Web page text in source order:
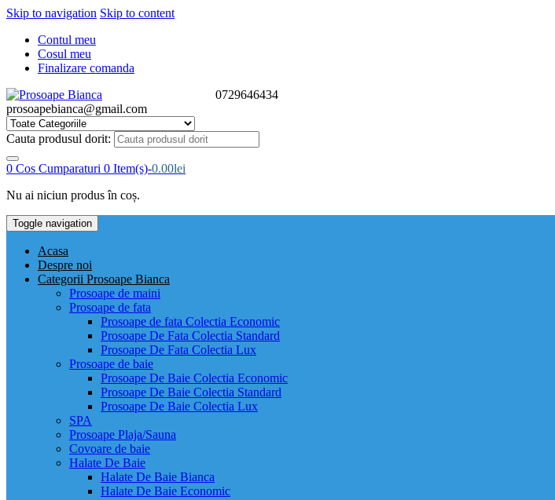
Skip to navigation Skip to content
Contul meu
Cosul meu
Finalizare comanda
0729646434
prosoapebianca@gmail.com
Cauta produsul dorit:
0 Cos Cumparaturi 0 Item(s)-0.00lei
Nu ai niciun produs în coș.
Toggle navigation
Acasa
Despre noi
Categorii Prosoape Bianca
Prosoape de maini
Prosoape de fata
Prosoape de fata Colectia Economic
Prosoape De Fata Colectia Standard
Prosoape De Fata Colectia Lux
Prosoape de baie
Prosoape De Baie Colectia Economic
Prosoape De Baie Colectia Standard
Prosoape De Baie Colectia Lux
SPA
Prosoape Plaja/Sauna
Covoare de baie
Halate De Baie
Halate De Baie Bianca
Halate De Baie Economic